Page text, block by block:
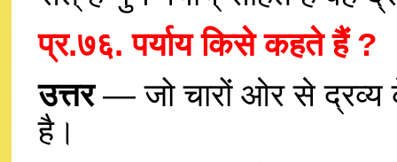
प्र.७६. पर्याय किसे कहते हैं ?
उत्तर— जो चारों ओर से द्रव्य
है।